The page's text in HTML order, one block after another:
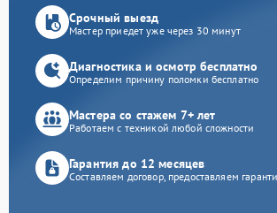
Срочный выезд
Мастер приедет уже через 30 минут
Диагностика и осмотр бесплатно
Определим причину поломки бесплатно
Мастера со стажем 7+ лет
Работаем с техникой любой сложности
Гарантия до 12 месяцев
Составляем договор, предоставляем